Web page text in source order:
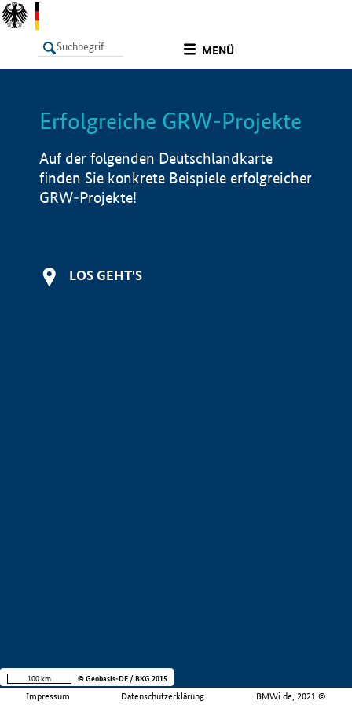
MENÜ
LISTE Info
Erfolgreiche GRW-Projekte
Auf der folgenden Deutschlandkarte
finden Sie konkrete Beispiele erfolgreicher
GRW-Projekte!
LOS GEHT'S
Impressum Datenschutzerklärung BMWi.de, 2021 ©
100 km © Geobasis-DE / BKG 2015